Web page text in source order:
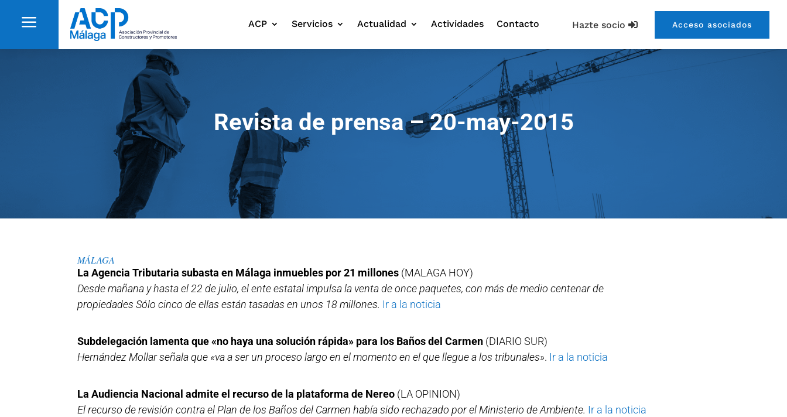
a Hazte socio Acceso asociados
ACP Servicios Actualidad Actividades Contacto
Revista de prensa – 20-may-2015
MÁLAGA
La Agencia Tributaria subasta en Málaga inmuebles por 21 millones (MALAGA HOY)
Desde mañana y hasta el 22 de julio, el ente estatal impulsa la venta de once paquetes, con más de medio centenar de
propiedades Sólo cinco de ellas están tasadas en unos 18 millones. Ir a la noticia
Subdelegación lamenta que «no haya una solución rápida» para los Baños del Carmen (DIARIO SUR)
Hernández Mollar señala que «va a ser un proceso largo en el momento en el que llegue a los tribunales». Ir a la noticia
La Audiencia Nacional admite el recurso de la plataforma de Nereo (LA OPINION)
El recurso de revisión contra el Plan de los Baños del Carmen había sido rechazado por el Ministerio de Ambiente. Ir a la noticia